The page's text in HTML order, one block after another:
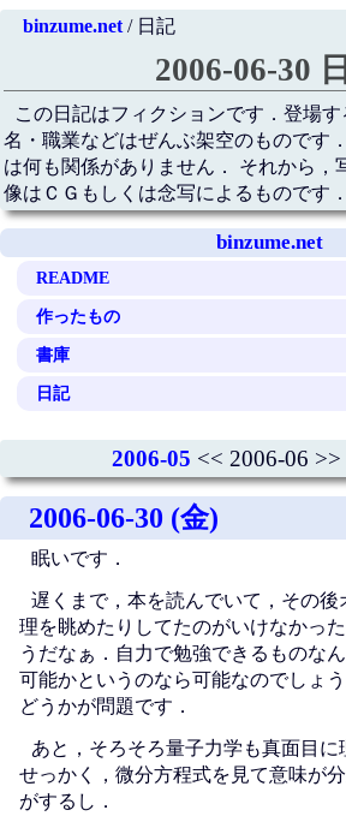
binzume.net/ 日記
2006-06-30
この日記はフィクションです．登場
名・職業などはぜんぶ架空のものです
は何も関係がありません． それから，
像はＣＧもしくは念写によるものです．
binzume.net
README
作ったもの
書庫
日記
2006-05 << 2006-06 >>
2006-06-30 (金)
眠いです．
遅くまで，本を読んでいて，その後
理を眺めたりしてたのがいけなかっ
うだなぁ．自力で勉強できるものな
可能かというのなら可能なのでしょ
どうかが問題です．
あと，そろそろ量子力学も真面目に
せっかく，微分方程式を見て意味が
がするし．